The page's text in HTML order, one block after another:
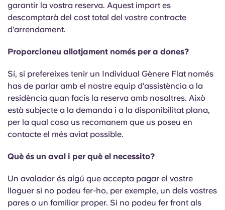
Italian
Portuguese
garantir la vostra reserva. Aquest import es
descomptarà del cost total del vostre contracte
d'arrendament.
Proporcioneu allotjament només per a dones?
Sí, si prefereixes tenir un Individual Gènere Flat només
has de parlar amb el nostre equip d'assistència a la
residència quan facis la reserva amb nosaltres. Això
està subjecte a la demanda i a la disponibilitat plana,
per la qual cosa us recomanem que us poseu en
contacte el més aviat possible.
Què és un aval i per què el necessito?
Un avalador és algú que accepta pagar el vostre
lloguer si no podeu fer-ho, per exemple, un dels vostres
pares o un familiar proper. Si no podeu fer front als